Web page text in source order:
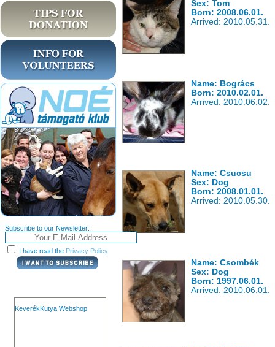
Subscribe to our Newsletter:
I have read the Privacy Policy
KeverékKutya Webshop
Sex: Tom
Born: 2008.06.01.
Arrived: 2010.05.31.
Name: Bogrács
Born: 2010.02.01.
Arrived: 2010.06.02.
Name: Csucsu
Sex: Dog
Born: 2008.01.01.
Arrived: 2010.05.30.
Name: Csombék
Sex: Dog
Born: 1997.06.01.
Arrived: 2010.06.01.